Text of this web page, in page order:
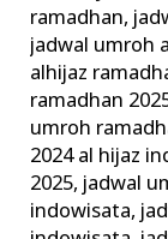
ramadhan,
jadwal umroh
alhijaz
ramadhan
umroh
2024 al hijaz
2025, jadwal
indowisata,